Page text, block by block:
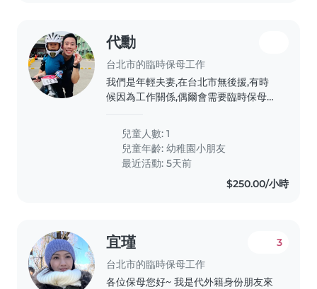
代勳
台北市的臨時保母工作
我們是年輕夫妻,在台北市無後援,有時
候因為工作關係,偶爾會需要臨時保母。
媽的問題。謝謝。
兒童人數: 1
兒童年齡:幼稚園小朋友
最近活動: 5天前
$250.00/小時
宜瑾
台北市的臨時保母工作
3
各位保母您好~ 我是代外籍身份朋友來